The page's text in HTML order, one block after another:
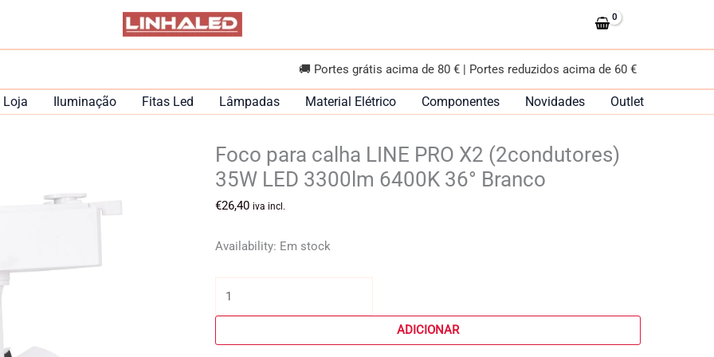
🚚 Portes grátis acima de 80 € | Portes reduzidos acima de 60 €
Loja Iluminação Fitas Led Lâmpadas Material Elétrico Componentes Novidades Outlet
Foco para calha LINE PRO X2 (2condutores)
35W LED 3300lm 6400K 36° Branco
€26,40 iva incl.
Availability: Em stock
para
ADICIONAR
PRO
X2
(2condutores)
LED
3300lm
6400K